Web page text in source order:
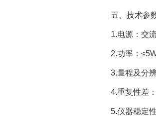
五、技术参
1.电源：交流
2.功率：
3.量程及分辨
4.重复性差：
5.仪器稳定性